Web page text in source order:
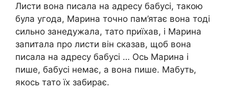
Листи вона писала на адресу бабусі, такою
була угода, Марина точно пам’ятає вона тоді
сильно занедужала, тато приїхав, і Марина
запитала про листи він сказав, щоб вона
писала на адресу бабусі … Ось Марина і
пише, бабусі немає, а вона пише. Мабуть,
якось тато їх забирає.